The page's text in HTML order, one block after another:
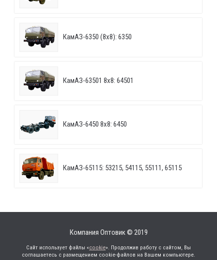
КамАЗ-6350 (8х8): 6350
КамАЗ-63501 8х8: 64501
КамАЗ-6450 8х8: 6450
КамАЗ-65115: 53215, 54115, 55111, 65115
Компания Оптовик © 2019
Сайт использует файлы «cookie». Продолжив работу с сайтом, Вы
соглашаетесь с размещением cookie-файлов на Вашем компьютере.